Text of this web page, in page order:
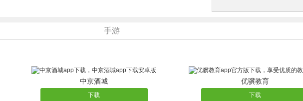
来拿八杀！
两人组队急速开黑，王者成双大战四方！
手游
中京酒城
下载
优骥教育
下载